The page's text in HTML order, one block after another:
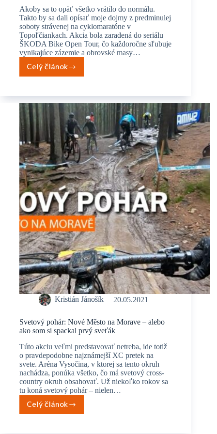
Akoby sa to opäť všetko vrátilo do normálu.
Takto by sa dali opísať moje dojmy z predminulej
soboty strávenej na cyklomaratóne v
Topoľčiankach. Akcia bola zaradená do seriálu
ŠKODA Bike Open Tour, čo každoročne sľubuje
vynikajúce zázemie a obrovské masy…
Celý článokCyklomaratón
návrat
do
časov
minulých
Kristián Jánošík 20.05.2021
Svetový pohár: Nové Město na Morave – alebo
ako som si spackal prvý sveťák
Túto akciu veľmi predstavovať netreba, ide totiž
o pravdepodobne najznámejší XC pretek na
svete. Aréna Vysočina, v ktorej sa tento okruh
nachádza, ponúka všetko, čo má svetový cross-
country okruh obsahovať. Už niekoľko rokov sa
tu koná svetový pohár – nielen…
Celý článok
Svetový